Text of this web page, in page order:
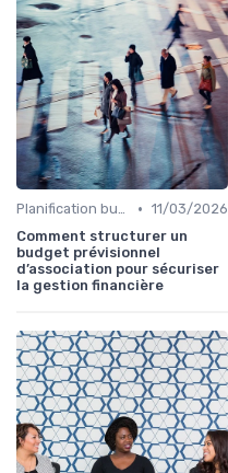
Planification budgétaire • 11/03/2026
Comment structurer un
budget prévisionnel
d’association pour sécuriser
la gestion financière